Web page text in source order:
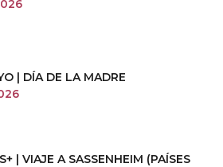
| DÍA DE LA MADRE
| VIAJE A SASSENHEIM (PAÍSES